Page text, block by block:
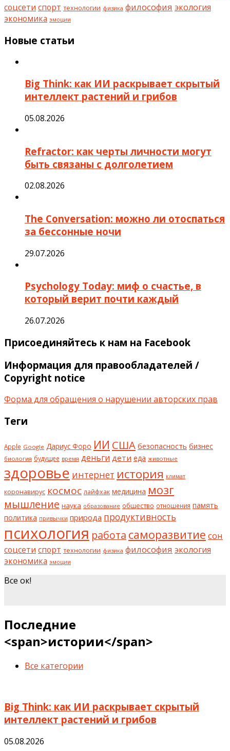
соцсети спорт технологии физика философия экология
экономика эмоции
Новые статьи
Big Think: как ИИ раскрывает скрытый
интеллект растений и грибов
05.08.2026
Refractor: как черты личности могут
быть связаны с долголетием
02.08.2026
The Conversation: можно ли отоспаться
за бессонные ночи
29.07.2026
Psychology Today: миф о счастье, в
который верит почти каждый
26.07.2026
Присоединяйтесь к нам на Facebook
Информация для правообладателей /
Copyright notice
Форма для обращения о нарушении авторских прав
Теги
Apple Google Дариус Форо ИИ США безопасность бизнес
биология будущее время деньги дети еда животные
здоровье интернет история климат
коронавирус космос лайфхак медицина мозг
мышление наука образование общество отношения память
политика привычки природа продуктивность
психология работа саморазвитие сон
соцсети спорт технологии физика философия экология
экономика эмоции
Все ок!
Последние
<span>истории</span>
Все категории
Big Think: как ИИ раскрывает скрытый
интеллект растений и грибов
05.08.2026